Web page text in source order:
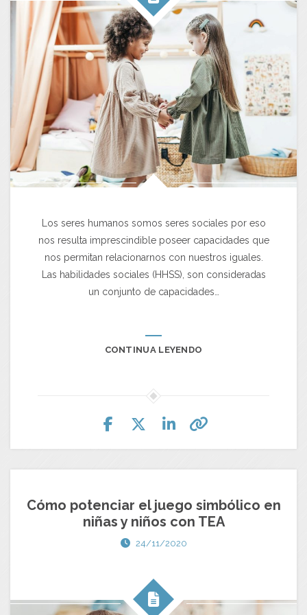
Los seres humanos somos seres sociales por eso
nos resulta imprescindible poseer capacidades que
nos permitan relacionarnos con nuestros iguales.
Las habilidades sociales (HHSS), son consideradas
un conjunto de capacidades…
CONTINUA LEYENDO
Cómo potenciar el juego simbólico en
niñas y niños con TEA
24/11/2020